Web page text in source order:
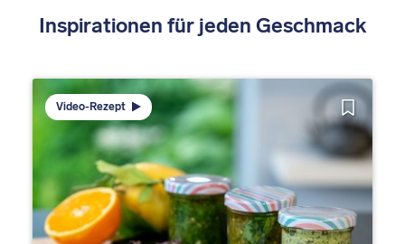
Inspirationen für jeden Geschmack
Video-Rezept